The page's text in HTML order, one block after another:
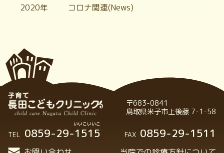
2020年
コロナ関連(News)
〒683-0841
鳥取県米子市上後藤 7-1-58
TEL 0859-29-1515 FAX 0859-29-1511